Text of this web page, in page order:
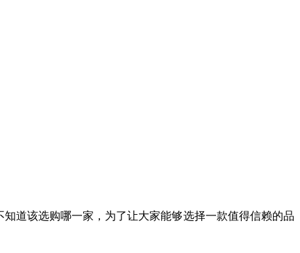
道该选购哪一家，为了让大家能够选择一款值得信赖的品